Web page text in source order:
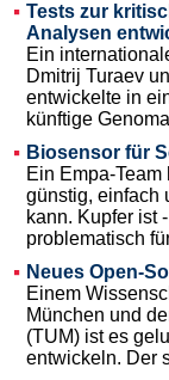
Tests zur
Analysen
Ein
Dmitrij Turaev
entwickelte in
künftige
Biosensor für
Ein Empa-
günstig, einfach
kann. Kupfer ist
problematisch
Neues Open-
Einem
München und
(TUM) ist es
entwickeln. Der